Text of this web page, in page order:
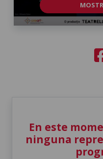
En este
ninguna